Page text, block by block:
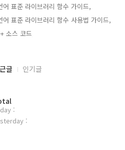
어 표준 라이브러리 함수 가이드,
어 표준 라이브러리 함수 사용법 가이드,
소스 코드,
글 인기글
:
: